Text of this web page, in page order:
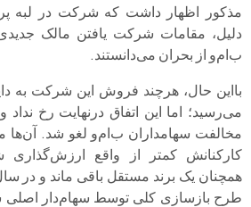
مذکور اظهار داشت که شرکت در لبه
دلیل، مقامات شرکت یافتن مالک
ب‌ام‌و از بحران می‌دانستند.
بااین‌ حال، هرچند فروش این شرکت به
می‌رسید؛ اما این اتفاق درنهایت رخ
مخالفت سهامداران ب‌ام‌و لغو شد. آن‌ها
کارکنانش کمتر از واقع ارزش‌گذاری
طرح بازسازی کلی توسط سهام‌دار